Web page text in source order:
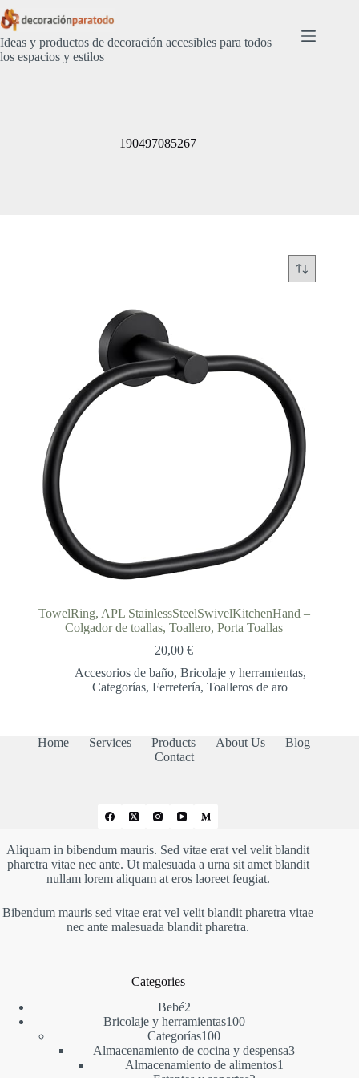
Saltar
al
contenido
Ideas y productos de decoración accesibles para todos
los espacios y estilos
190497085267
TowelRing, APL StainlessSteelSwivelKitchenHand –
Colgador de toallas, Toallero, Porta Toallas
20,00€
Accesorios de baño, Bricolaje y herramientas,
Categorías,Ferretería,Toalleros de aro
Home Services Products About Us
Blog
Contact
Aliquam in bibendum mauris. Sed vitae erat vel velit blandit
pharetra vitae nec ante. Ut malesuada a urna sit amet blandit
nullam lorem aliquam at eros laoreet feugiat.
Bibendum mauris sed vitae erat vel velit blandit pharetra vitae
nec ante malesuada blandit pharetra.
Categories
Bebé22
productos
Bricolaje y herramientas100100
Categorías100100
productos
Almacenamiento de cocina y despensa33
Almacenamiento de alimentos1